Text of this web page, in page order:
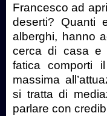
Francesco ad
deserti? Quanti
alberghi, hanno
cerca di casa e
fatica comporti
massima
si tratta di
parlare con